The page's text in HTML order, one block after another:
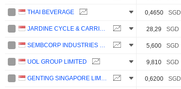
THAI BEVERAGE 0,4650 SGD
JARDINE CYCLE & CARRIAGE LIMITED 28,29 SGD
SEMBCORP INDUSTRIES LTD 5,600 SGD
UOL GROUP LIMITED 9,810 SGD
GENTING SINGAPORE LIMITED 0,6200 SGD